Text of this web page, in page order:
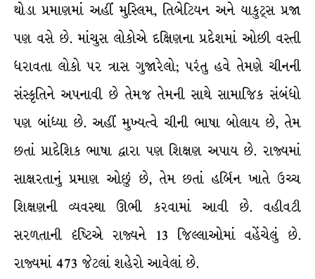
થોડા પ્રમાણમાં અહીં મુસ્લિમ, તિબેટિયન અને યાકુટ્સ પ્રજા
પણ વસે છે. માંચુસ લોકોએ દક્ષિણના પ્રદેશમાં ઓછી વસ્તી
ધરાવતા લોકો પર ત્રાસ ગુજારેલો; પરંતુ હવે તેમણે ચીનની
સંસ્કૃતિને અપનાવી છે તેમજ તેમની સાથે સામાજિક સંબંધો
પણ બાંધ્યા છે. અહીં મુખ્યત્વે ચીની ભાષા બોલાય છે, તેમ
છતાં પ્રાદેશિક ભાષા દ્વારા પણ શિક્ષણ અપાય છે. રાજ્યમાં
સાક્ષરતાનું પ્રમાણ ઓછું છે, તેમ છતાં હર્બિન ખાતે ઉચ્ચ
શિક્ષણની વ્યવસ્થા ઊભી કરવામાં આવી છે. વહીવટી
સરળતાની દૃષ્ટિએ રાજ્યને 13 જિલ્લાઓમાં વહેંચેલું છે.
રાજ્યમાં 473 જેટલાં શહેરો આવેલાં છે.